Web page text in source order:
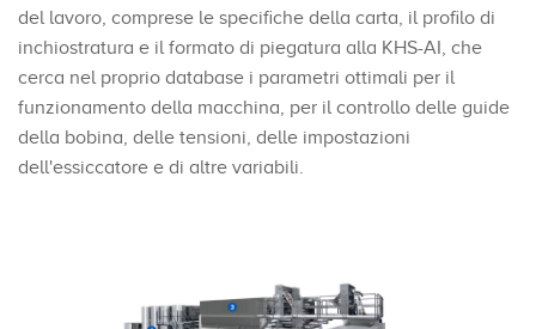
del lavoro, comprese le specifiche della carta, il profilo di
inchiostratura e il formato di piegatura alla KHS-AI, che
cerca nel proprio database i parametri ottimali per il
funzionamento della macchina, per il controllo delle guide
della bobina, delle tensioni, delle impostazioni
dell'essiccatore e di altre variabili.